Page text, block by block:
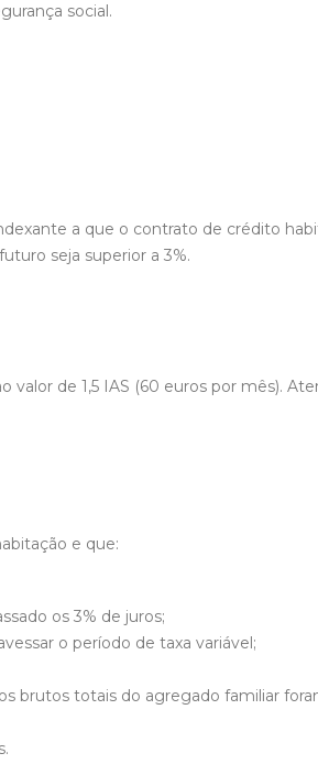
social.
a que o contrato de crédito
seja superior a 3%.
de 1,5 IAS (60 euros por mês).
e que:
os 3% de juros;
o período de taxa variável;
brutos totais do agregado familiar